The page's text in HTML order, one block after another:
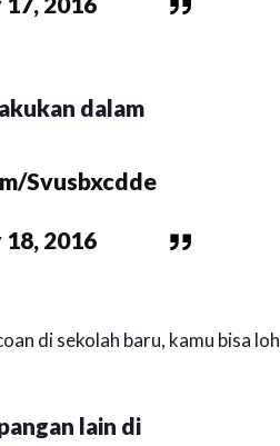
dalam
Svusbxcdde
18, 2016
di sekolah baru, kamu bisa loh
lain di